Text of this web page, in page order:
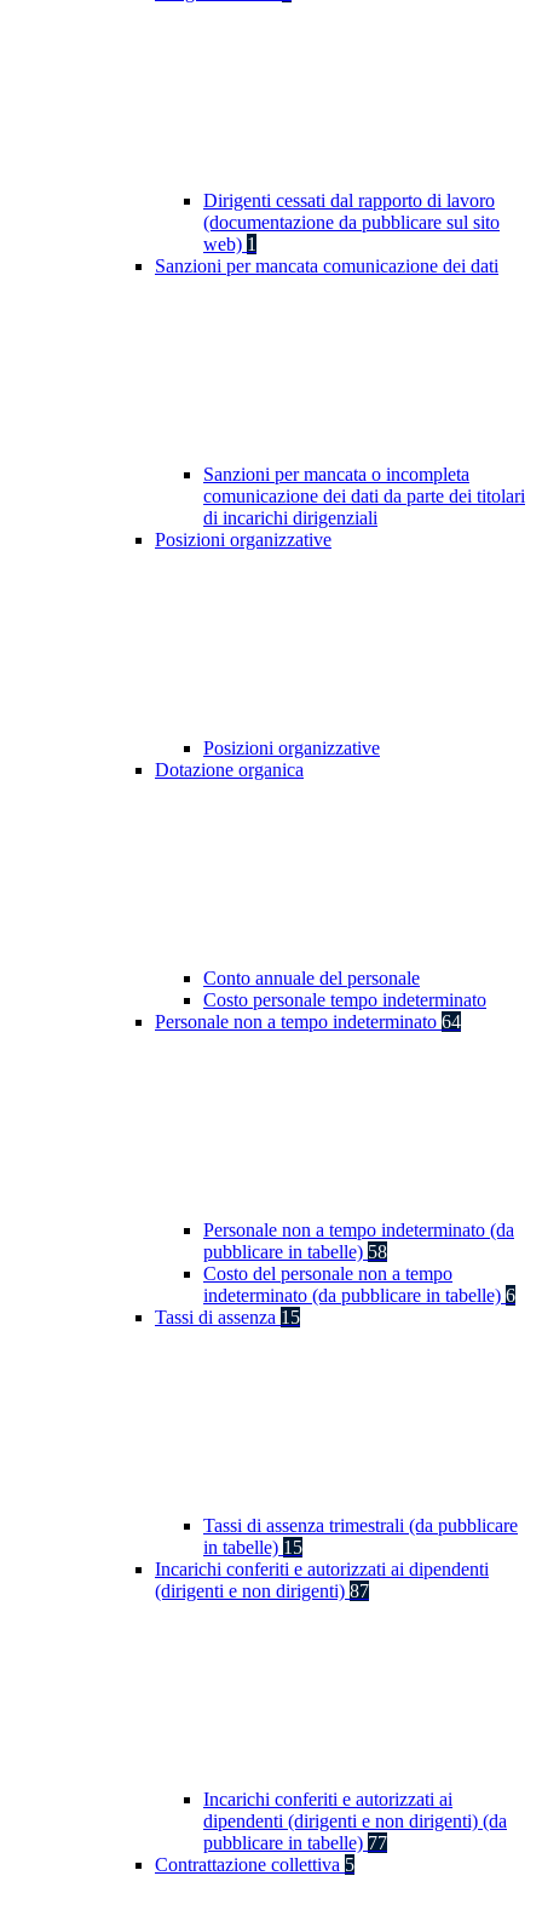
Dirigenti cessati dal rapporto di lavoro
(documentazione da pubblicare sul sito
web) 1
Sanzioni per mancata comunicazione dei dati
Sanzioni per mancata o incompleta
comunicazione dei dati da parte dei titolari
di incarichi dirigenziali
Posizioni organizzative
Posizioni organizzative
Dotazione organica
Conto annuale del personale
Costo personale tempo indeterminato
Personale non a tempo indeterminato 64
Personale non a tempo indeterminato (da
pubblicare in tabelle) 58
Costo del personale non a tempo
indeterminato (da pubblicare in tabelle) 6
Tassi di assenza 15
Tassi di assenza trimestrali (da pubblicare
in tabelle) 15
Incarichi conferiti e autorizzati ai dipendenti
(dirigenti e non dirigenti) 87
Incarichi conferiti e autorizzati ai
dipendenti (dirigenti e non dirigenti) (da
pubblicare in tabelle) 77
Contrattazione collettiva 5